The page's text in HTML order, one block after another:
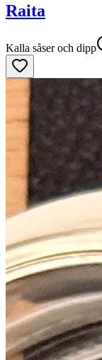
Raita
Kalla såser och dipp